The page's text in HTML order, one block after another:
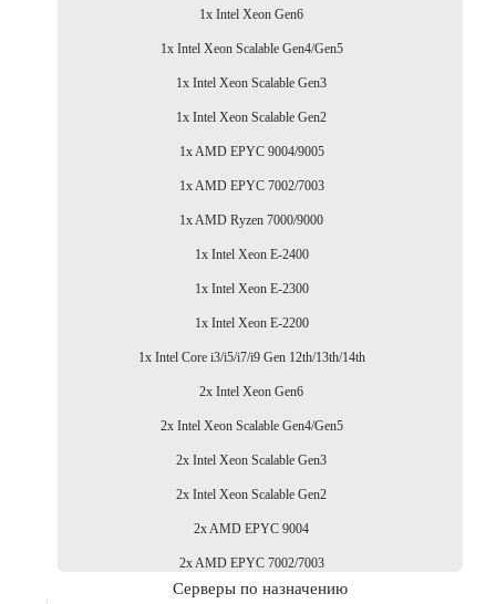
1x Intel Xeon Gen6
1x Intel Xeon Scalable Gen4/Gen5
1x Intel Xeon Scalable Gen3
1x Intel Xeon Scalable Gen2
1x AMD EPYC 9004/9005
1x AMD EPYC 7002/7003
1x AMD Ryzen 7000/9000
1x Intel Xeon E-2400
1x Intel Xeon E-2300
1x Intel Xeon E-2200
1x Intel Core i3/i5/i7/i9 Gen 12th/13th/14th
2x Intel Xeon Gen6
2x Intel Xeon Scalable Gen4/Gen5
2x Intel Xeon Scalable Gen3
2x Intel Xeon Scalable Gen2
2x AMD EPYC 9004
2x AMD EPYC 7002/7003
Серверы по назначению